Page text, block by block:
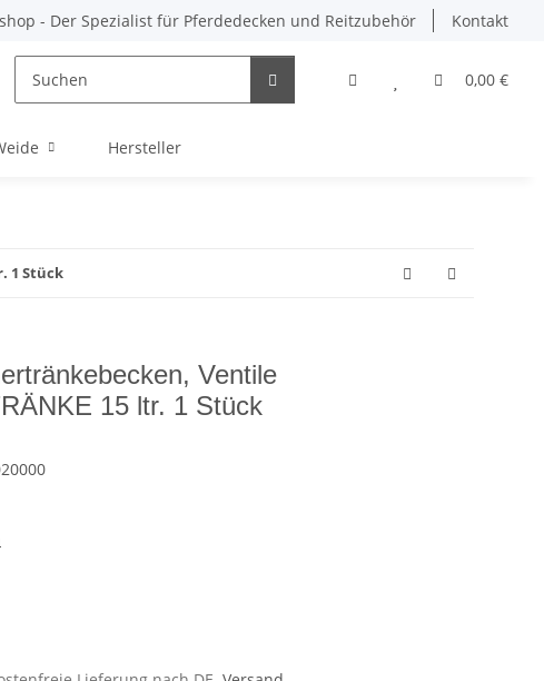
- Der Spezialist für Pferdedecken und Reitzubehör Kontakt
0,00 €
Hersteller
1 Stück
Ventile
15 ltr. 1 Stück